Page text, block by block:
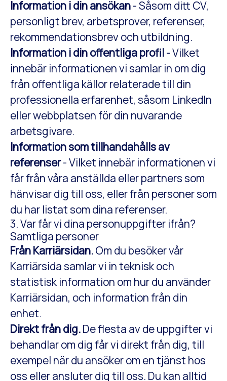
Information i din ansökan- Såsom ditt CV,
personligt brev, arbetsprover, referenser,
rekommendationsbrev och utbildning.
Information i din offentliga profil- Vilket
innebär informationen vi samlar in om dig
från offentliga källor relaterade till din
professionella erfarenhet, såsom LinkedIn
eller webbplatsen för din nuvarande
arbetsgivare.
Information som tillhandahålls av
referenser- Vilket innebär informationen vi
får från våra anställda eller partners som
hänvisar dig till oss, eller från personer som
du har listat som dina referenser.
3. Var får vi dina personuppgifter ifrån?
Samtliga personer
Från Karriärsidan.Om du besöker vår
Karriärsida samlar vi in teknisk och
statistisk information om hur du använder
Karriärsidan, och information från din
enhet.
Direkt från dig.De flesta av de uppgifter vi
behandlar om dig får vi direkt från dig, till
exempel när du ansöker om en tjänst hos
oss eller ansluter dig till oss. Du kan alltid